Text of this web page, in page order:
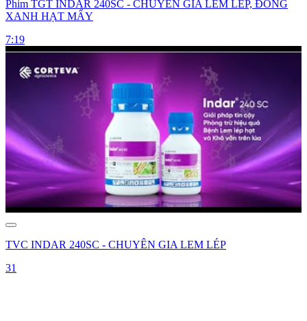
Phim TGT INDAR 240SC - CHUYÊN GIA LEM LÉP, ĐÒNG
XANH HẠT MẨY
7:19
TVC INDAR 240SC - CHUYÊN GIA LEM LÉP
31